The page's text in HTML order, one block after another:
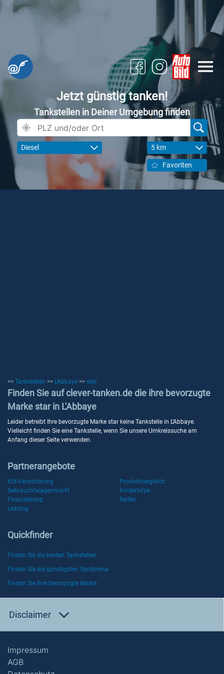
Jetzt günstig tanken!
Tankstellen in Deiner Umgebung finden
Diesel 5 km
Favoriten
>> Tankstellen >> L'Abbaye >> star
Finden Sie auf clever-tanken.de die ihre bevorzugte
Marke star in L'Abbaye
Leider betreibt Ihre bevorzugte Marke star keine Tankstelle in L'Abbaye.
Vielleicht finden Sie eine Tankstelle, wenn Sie unsere Umkreissuche am
Anfang dieser Seite verwenden.
Partnerangebote
Kfz-Versicherung
Produktvergleich
Gebrauchtwagenmarkt
Kindersitze
Finanzierung
Reifen
Leasing
Quickfinder
Finden Sie die besten Tankstellen
Finden Sie die günstigsten Spritpreise
Finden Sie Ihre bevorzugte Marke
Disclaimer
Impressum
AGB